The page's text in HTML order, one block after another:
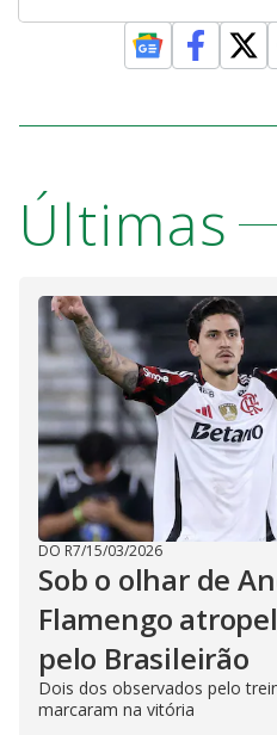
Últimas
DO R7/15/03/2026
Sob o olhar de
Flamengo
pelo Brasileirão
Dois dos observados pelo
marcaram na vitória